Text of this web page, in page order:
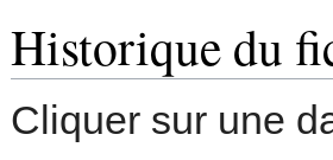
Historique du
Cliquer sur une